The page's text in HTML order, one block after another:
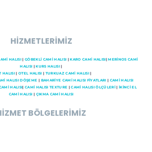
HİZMETLERİMİZ
HALISI| GÖBEKLİ CAMİ HALISI |KARO CAMİ HALISI|MERİNOS CAMİ
HALISI |KURS HALISI |
HALISI| OTEL HALISI | TURKUAZ CAMİ HALISI |
HALISI DÖŞEME | BAHARİYE CAMİ HALISI FİYATLARI | CAMİ HALISI
HALISI| CAMİ HALISI TEXTURE |CAMİ HALISI ÖLÇÜLERİ |İKİNCİ EL
CAMİ HALISI | ÇIKMA CAMİ HALISI
BÖLGELERİMİZ